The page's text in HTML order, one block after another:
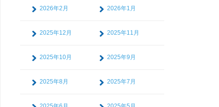
2026年2月 2026年1月
2025年12月 2025年11月
2025年10月 2025年9月
2025年8月 2025年7月